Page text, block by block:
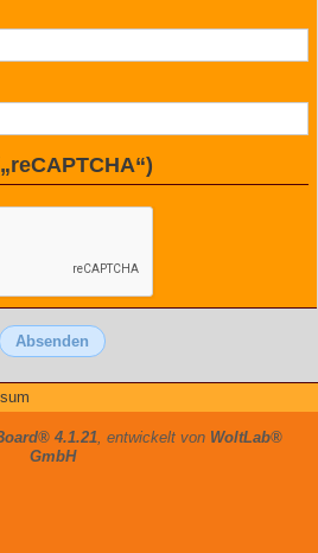
4.1.21, entwickelt von WoltLab®
GmbH